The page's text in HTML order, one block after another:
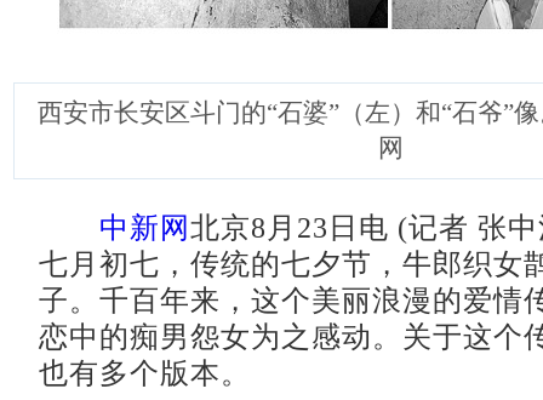
西安市长安区斗门的“石婆”（左）和“石爷”
网
中新网 北京8月23日电 (记者 张
七月初七，传统的七夕节，牛郎织女
子。千百年来，这个美丽浪漫的爱情
恋中的痴男怨女为之感动。关于这个
也有多个版本。